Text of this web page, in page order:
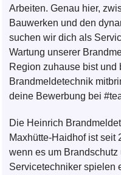
Arbeiten. Genau hier,
Bauwerken und den
suchen wir dich als
Wartung unserer
Region zuhause bist und
Brandmeldetechnik
deine Bewerbung bei
Die Heinrich
Maxhütte-Haidhof ist seit
wenn es um
Servicetechniker spielen